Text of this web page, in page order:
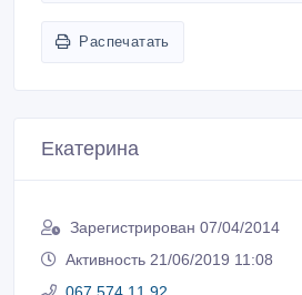
Распечатать
Екатерина
Зарегистрирован 07/04/2014
Активность 21/06/2019 11:08